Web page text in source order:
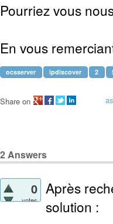
Pourriez vous
En vous
ocsserver ipdiscover 2
Share on
2Answers
0
votes
Après
solution :